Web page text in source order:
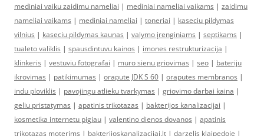
mediniai vaiku zaidimu nameliai | mediniai nameliai vaikams | zaidimu
nameliai vaikams | mediniai nameliai | toneriai | kaseciu pildymas
vilnius | kaseciu pildymas kaunas | valymo įrenginiams | septikams |
tualeto valiklis | spausdintuvu kainos | imones restrukturizacija |
klinkeris | vestuviu fotografai | muro sienu griovimas | seo | bateriju
ikrovimas | patikimumas | orapute JDK S 60 | oraputes membranos |
indu ploviklis | pavojingu atlieku tvarkymas | griovimo darbai kaina |
geliu pristatymas | apatinis trikotazas | bakterijos kanalizacijai |
kosmetika internetu pigiau | valentino dienos dovanos | apatinis
trikotazas moterims | bakterijoskanalizacijai.lt | darzelis klaipedoje |